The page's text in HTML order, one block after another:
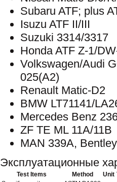
Subaru ATF; plus
Isuzu ATF II/III
Suzuki 3314/3317
Honda ATF Z-1/
Volkswagen/Audi
025(A2)
Renault Matic-D2
BMW LT71141/
Mercedes Benz
ZF TE ML 11A/11B
MAN 339A,
Эксплуатационные
Test Items Method Unit